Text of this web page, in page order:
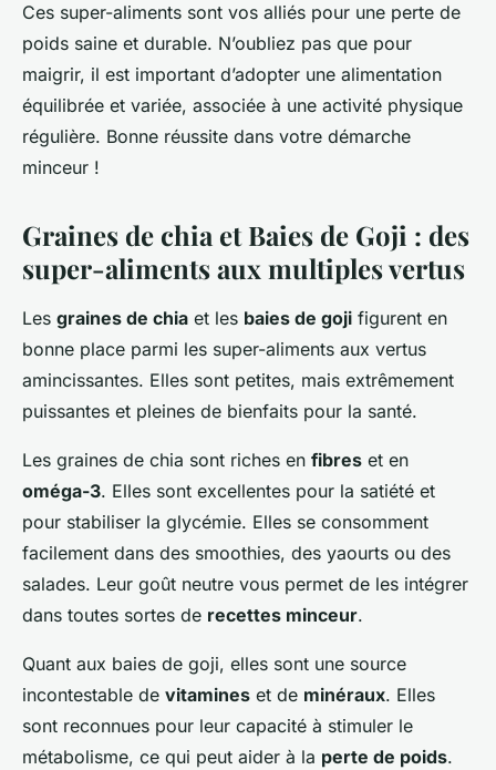
Ces super-aliments sont vos alliés pour une perte de
poids saine et durable. N’oubliez pas que pour
maigrir, il est important d’adopter une alimentation
équilibrée et variée, associée à une activité physique
régulière. Bonne réussite dans votre démarche
minceur !
Graines de chia et Baies de Goji : des
super-aliments aux multiples vertus
Les graines de chia et les baies de goji figurent en
bonne place parmi les super-aliments aux vertus
amincissantes. Elles sont petites, mais extrêmement
puissantes et pleines de bienfaits pour la santé.
Les graines de chia sont riches en fibres et en
oméga-3. Elles sont excellentes pour la satiété et
pour stabiliser la glycémie. Elles se consomment
facilement dans des smoothies, des yaourts ou des
salades. Leur goût neutre vous permet de les intégrer
dans toutes sortes de recettes minceur.
Quant aux baies de goji, elles sont une source
incontestable de vitamines et de minéraux. Elles
sont reconnues pour leur capacité à stimuler le
métabolisme, ce qui peut aider à la perte de poids.